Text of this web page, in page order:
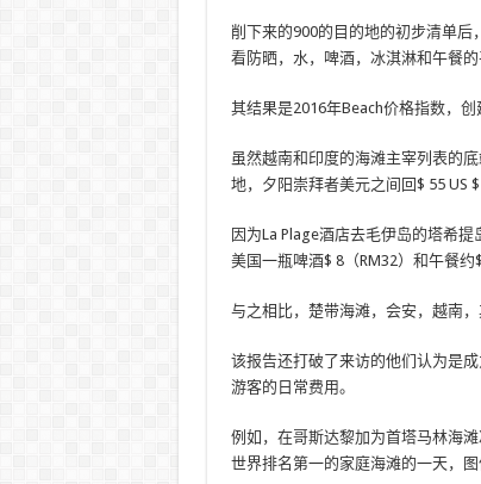
削下来的900的目的地的初步清单
看防晒，水，啤酒，冰淇淋和午餐的
其结果是2016年Beach价格指数，
虽然越南和印度的海滩主宰列表的
地，夕阳崇拜者美元之间回$ 55 US
因为La Plage酒店去毛伊岛的塔希
美国一瓶啤酒$ 8（RM32）和午餐约
与之相比，楚带海滩，会安，越南，
该报告还打破了来访的他们认为是
游客的日常费用。
例如，在哥斯达黎加为首塔马林海
世界排名第一的家庭海滩的一天，图